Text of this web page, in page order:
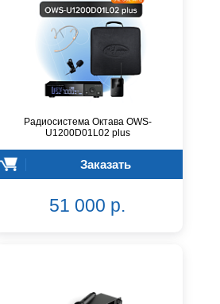
Радиосистема Октава OWS-
U1200D01L02 plus
Заказать
51 000 р.